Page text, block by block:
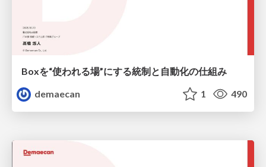
Boxを“使われる場”にする統制と自動化の仕組み
demaecan
1 490